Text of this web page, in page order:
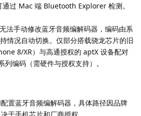
通过 Mac 端 Bluetooth Explorer 检测。
法手动修改蓝牙音频编解码器，编码由系
情况自动切换。仅部分搭载骁龙芯片的旧
8/XR）与高通授权的 aptX 设备配对
列编码（需硬件与授权支持）。
置蓝牙音频编解码器，具体路径因品牌